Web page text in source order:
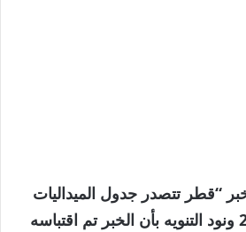
“قطر تتصدر جدول الميداليات
” من اشراق العالم 24 ونود التنويه بأن الخبر تم اقتباسه